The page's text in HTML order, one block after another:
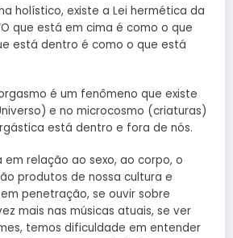
holístico, existe a Lei hermética da
que está em cima é como o que
está dentro é como o que está
é um fenômeno que existe
e no microcosmo (criaturas)
está dentro e fora de nós.
em relação ao sexo, ao corpo, o
produtos de nossa cultura e
penetração, se ouvir sobre
mais nas músicas atuais, se ver
temos dificuldade em entender